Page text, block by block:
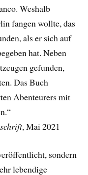
Weshalb
fangen wollte, das
als er sich auf
hat. Neben
gefunden,
Das Buch
Abenteurers mit
, Mai 2021
sondern
lebendige